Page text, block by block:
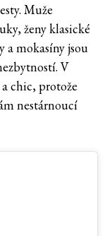
Muže
ženy klasické
a mokasíny jsou
V
chic, protože
nestárnoucí